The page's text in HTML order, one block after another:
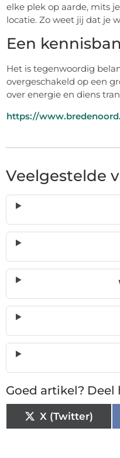
elke plek op aarde, mits
locatie. Zo weet jij dat je
Een
Het is tegenwoordig
overgeschakeld op een
over energie en diens
https://
Veelgestelde
Goed artikel? Deel
X (Twitter)